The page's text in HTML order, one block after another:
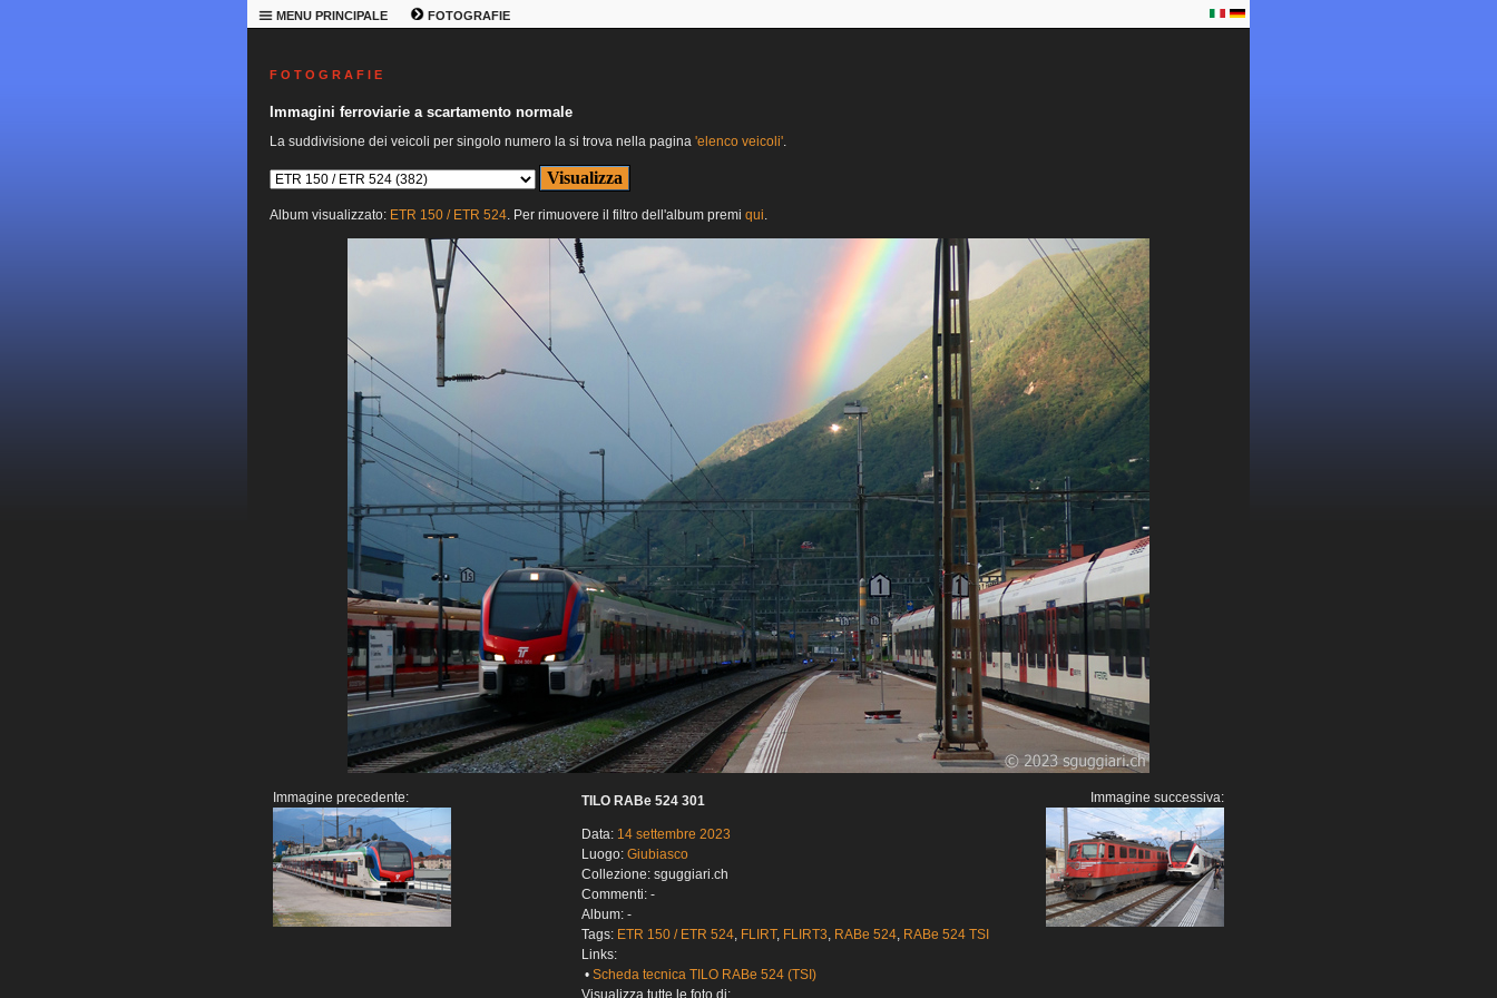
MENU PRINCIPALE FOTOGRAFIE
F O T O G R A F I E
Immagini ferroviarie a scartamento normale
La suddivisione dei veicoli per singolo numero la si trova nella pagina 'elenco veicoli'.
Album visualizzato: ETR 150 / ETR 524. Per rimuovere il filtro dell'album premi qui.
Immagine precedente: TILO RABe 524 301
Data: 14 settembre 2023
Luogo: Giubiasco
Collezione: sguggiari.ch
Commenti: -
Album: -
Tags: ETR 150 / ETR 524, FLIRT, FLIRT3, RABe 524, RABe 524 TSI
Links:
• Scheda tecnica TILO RABe 524 (TSI)
Immagine successiva: